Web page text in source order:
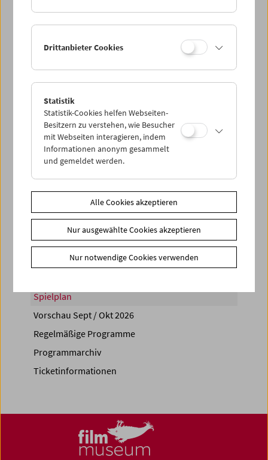
Sa 3.1.
PROGRAMM ÜBERBLICK
Share on
Spielplan
Vorschau Sept / Okt 2026
Regelmäßige Programme
Programmarchiv
Ticketinformationen
Drittanbieter Cookies
Statistik
Statistik-Cookies helfen Webseiten-
Besitzern zu verstehen, wie Besucher
mit Webseiten interagieren, indem
Informationen anonym gesammelt
und gemeldet werden.
Alle Cookies akzeptieren
Nur ausgewählte Cookies akzeptieren
Nur notwendige Cookies verwenden